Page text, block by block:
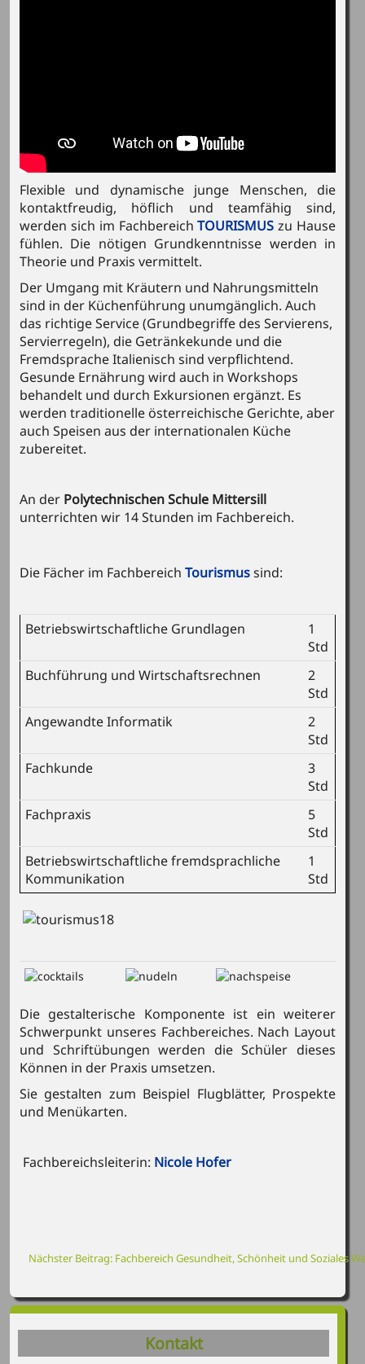
Flexible und dynamische junge Menschen, die
kontaktfreudig, höflich und teamfähig sind,
werden sich im FachbereichTOURISMUS zu Hause
fühlen. Die nötigen Grundkenntnisse werden in
Theorie und Praxis vermittelt.
Der Umgang mit Kräutern und Nahrungsmitteln
sind in der Küchenführung unumgänglich. Auch
das richtige Service (Grundbegriffe des Servierens,
Servierregeln), die Getränkekunde und die
Fremdsprache Italienisch sind verpflichtend.
Gesunde Ernährung wird auch in Workshops
behandelt und durch Exkursionen ergänzt. Es
werden traditionelle österreichische Gerichte, aber
auch Speisen aus der internationalen Küche
zubereitet.
An der Polytechnischen Schule Mittersill
unterrichten wir 14 Stunden im Fachbereich.
Die Fächer im Fachbereich Tourismussind:
Betriebswirtschaftliche Grundlagen
1
Std
Buchführung und Wirtschaftsrechnen
2
Std
Angewandte Informatik
2
Std
Fachkunde
3
Std
Fachpraxis
5
Std
Betriebswirtschaftliche fremdsprachliche
Kommunikation
1
Std
Die gestalterische Komponente ist ein weiterer
Schwerpunkt unseres Fachbereiches. Nach Layout
und Schriftübungen werden die Schüler dieses
Können in der Praxis umsetzen.
Sie gestalten zum Beispiel Flugblätter, Prospekte
und Menükarten.
Fachbereichsleiterin: Nicole Hofer
Nächster Beitrag: Fachbereich Gesundheit, Schönheit und Soziales
Kontakt